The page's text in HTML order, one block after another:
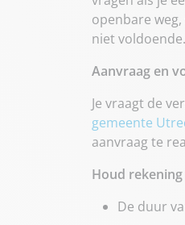
openbare
niet voldoende.
Aanvraag en
Je vraagt de
gemeente
aanvraag te
Houd
De duur